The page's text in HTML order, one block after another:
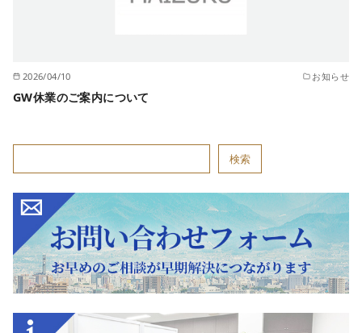
2026/04/10 お知らせ
GW休業のご案内について
検索